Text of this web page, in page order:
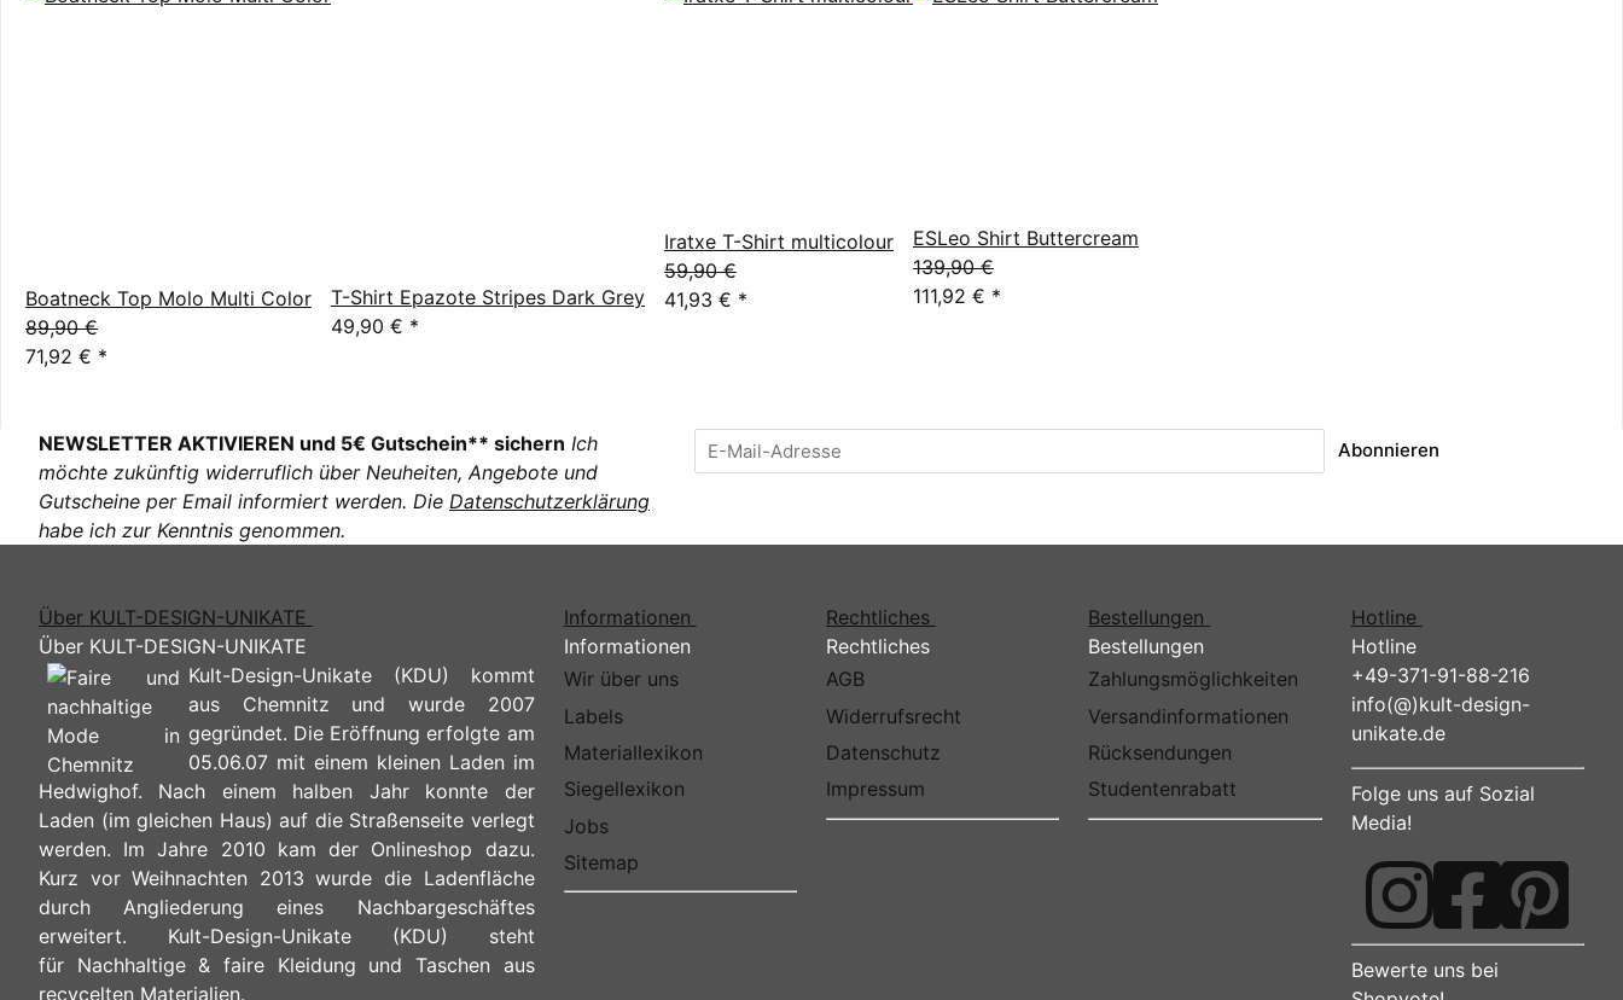
Boatneck Top Molo Multi Color
89,90 €
71,92 € *
T-Shirt Epazote Stripes Dark Grey
49,90 € *
Iratxe T-Shirt multicolour
59,90 €
41,93 € *
ESLeo Shirt Buttercream
139,90 €
111,92 € *
NEWSLETTER AKTIVIEREN und 5€ Gutschein** sichern Ich
möchte zukünftig widerruflich über Neuheiten, Angebote und
Gutscheine per Email informiert werden. Die Datenschutzerklärung
habe ich zur Kenntnis genommen.
Abonnieren
Über KULT-DESIGN-UNIKATE
Über KULT-DESIGN-UNIKATE
Kult-Design-Unikate (KDU) kommt
aus Chemnitz und wurde 2007
gegründet. Die Eröffnung erfolgte am
05.06.07 mit einem kleinen Laden im
Hedwighof. Nach einem halben Jahr konnte der
Laden (im gleichen Haus) auf die Straßenseite verlegt
werden. Im Jahre 2010 kam der Onlineshop dazu.
Kurz vor Weihnachten 2013 wurde die Ladenfläche
durch Angliederung eines Nachbargeschäftes
erweitert. Kult-Design-Unikate (KDU) steht
für Nachhaltige & faire Kleidung und Taschen aus
recycelten Materialien.
Informationen
Informationen
Wir über uns
Labels
Materiallexikon
Siegellexikon
Jobs
Sitemap
Rechtliches
Rechtliches
AGB
Widerrufsrecht
Datenschutz
Impressum
Bestellungen
Bestellungen
Zahlungsmöglichkeiten
Versandinformationen
Rücksendungen
Studentenrabatt
Hotline
Hotline
+49-371-91-88-216
info(@)kult-design-
unikate.de
Folge uns auf Sozial
Media!
Bewerte uns bei